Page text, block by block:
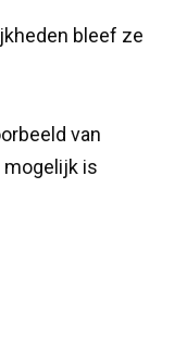
bleef ze
van
mogelijk is